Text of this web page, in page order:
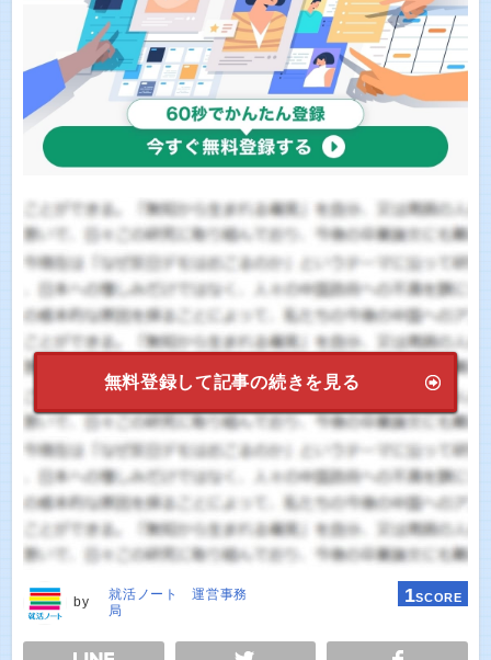
無料登録して記事の続きを見る
by
就活ノート 運営事務
局
1SCORE
TWEET